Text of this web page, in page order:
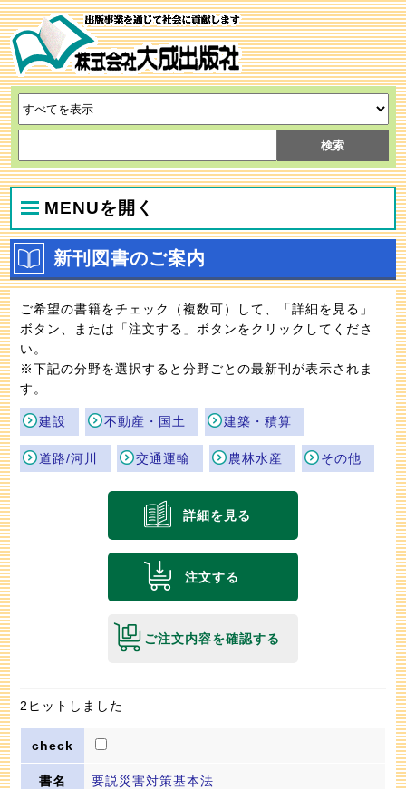
MENUを開く
新刊図書のご案内
ご希望の書籍をチェック（複数可）して、「詳細を見る」
ボタン、または「注文する」ボタンをクリックしてくださ
い。
※下記の分野を選択すると分野ごとの最新刊が表示されま
す。
建設 不動産・国土 建築・積算
道路/河川 交通運輸 農林水産 その他
詳細を見る
注文する
ご注文内容を確認する
2ヒットしました
要説災害対策基本法